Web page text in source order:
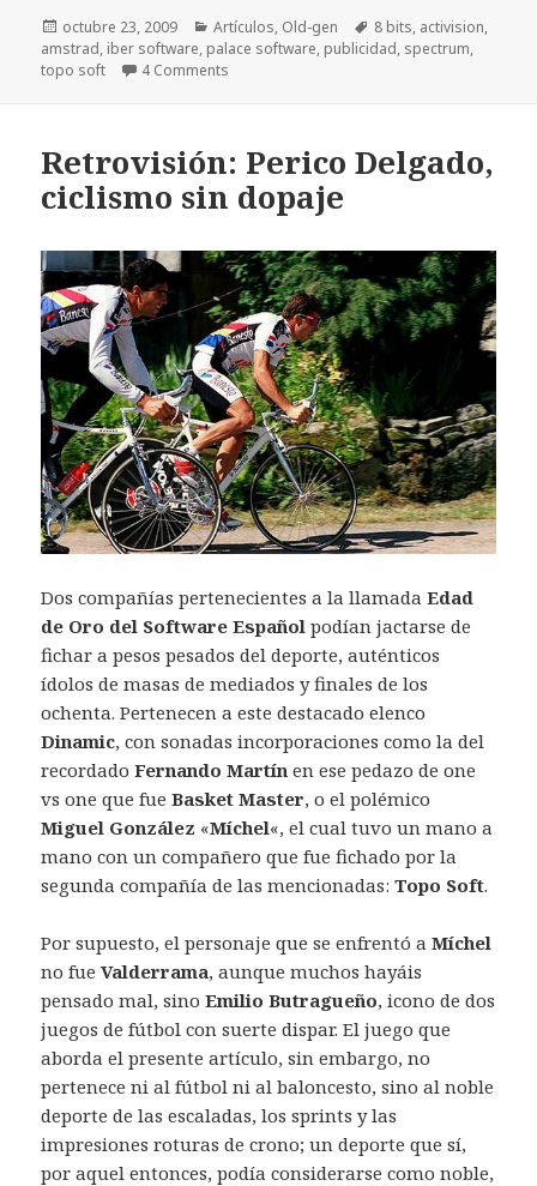
Publicado
el
octubre 23, 2009 Categorías
Artículos, Old-gen Etiquetas
8 bits, activision,
amstrad, iber software, palace software, publicidad, spectrum,
topo soft
4 Comments
Retrovisión: Perico Delgado,
ciclismo sin dopaje
Dos compañías pertenecientes a la llamadaEdad
de Oro del Software Español podían jactarse de
fichar a pesos pesados del deporte, auténticos
ídolos de masas de mediados y finales de los
ochenta. Pertenecen a este destacado elenco
Dinamic, con sonadas incorporaciones como la del
recordadoFernando Martín en ese pedazo de one
vs one que fueBasket Master, o el polémico
Miguel González «Míchel«, el cual tuvo un mano a
mano con un compañero que fue fichado por la
segunda compañía de las mencionadas:Topo Soft.
Por supuesto, el personaje que se enfrentó aMíchel
no fueValderrama, aunque muchos hayáis
pensado mal, sinoEmilio Butragueño, icono de dos
juegos de fútbol con suerte dispar. El juego que
aborda el presente artículo, sin embargo, no
pertenece ni al fútbol ni al baloncesto, sino al noble
deporte de las escaladas, los sprints y las
impresiones roturas de crono; un deporte que sí,
por aquel entonces, podía considerarse como noble,